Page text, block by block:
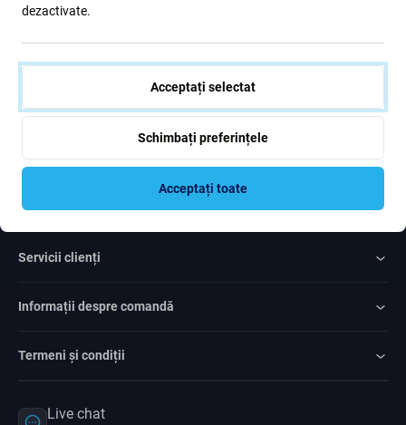
Servicii clienți
Informații despre comandă
Termeni și condiții
Live chat
dezactivate.
Acceptați selectat
Schimbați preferințele
Acceptați toate